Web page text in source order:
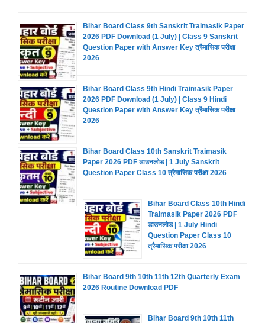
Bihar Board Class 9th Sanskrit Traimasik Paper
2026 PDF Download (1 July) | Class 9 Sanskrit
Question Paper with Answer Key त्रैमासिक परीक्षा
2026
Bihar Board Class 9th Hindi Traimasik Paper
2026 PDF Download (1 July) | Class 9 Hindi
Question Paper with Answer Key त्रैमासिक परीक्षा
2026
Bihar Board Class 10th Sanskrit Traimasik
Paper 2026 PDF डाउनलोड | 1 July Sanskrit
Question Paper Class 10 त्रैमासिक परीक्षा 2026
Bihar Board Class 10th Hindi
Traimasik Paper 2026 PDF
डाउनलोड | 1 July Hindi
Question Paper Class 10
त्रैमासिक परीक्षा 2026
Bihar Board 9th 10th 11th 12th Quarterly Exam
2026 Routine Download PDF
Bihar Board 9th 10th 11th